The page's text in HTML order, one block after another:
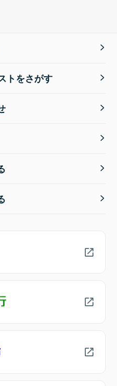
トをさがす